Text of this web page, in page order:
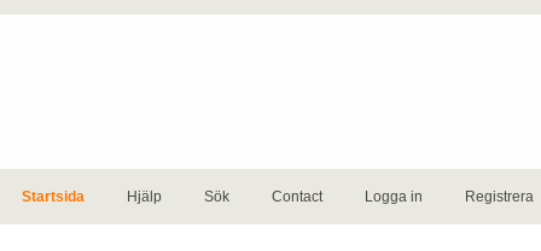
Startsida Hjälp Sök Contact Logga in Registrera